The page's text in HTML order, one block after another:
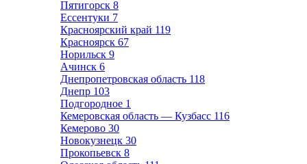
Пятигорск 8
Ессентуки 7
Красноярский край 119
Красноярск 67
Норильск 9
Ачинск 6
Днепропетровская область 118
Днепр 103
Подгородное 1
Кемеровская область — Кузбасс 116
Кемерово 30
Новокузнецк 30
Прокопьевск 8